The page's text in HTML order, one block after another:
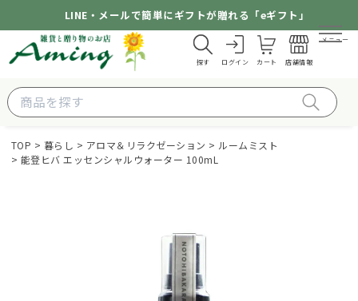
LINE・メールで簡単にギフトが贈れる「eギフト」
探す ログイン カート 店舗情報
メニュー
TOP 暮らし アロマ＆リラクゼーション
ルームミスト
能登ヒバ エッセンシャルウォーター 100mL